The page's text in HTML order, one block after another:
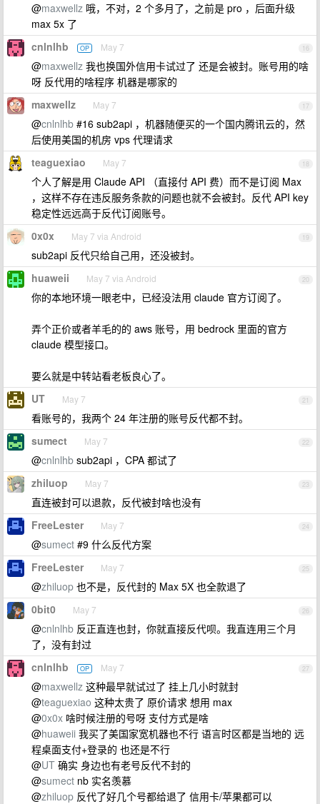
@maxwellz 哦，不对，2 个多月了，之前是 pro ，后面升级
max 5x 了
16
cnlnlhb OP May 7
@maxwellz 我也换国外信用卡试过了 还是会被封。账号用的啥
呀 反代用的啥程序 机器是哪家的
17
maxwellz May 7
@cnlnlhb #16 sub2api ，机器随便买的一个国内腾讯云的，然
后使用美国的机房 vps 代理请求
18
teaguexiao May 7
个人了解是用 Claude API （直接付 API 费）而不是订阅 Max
，这样不存在违反服务条款的问题也就不会被封。反代 API key
稳定性远远高于反代订阅账号。
19
0x0x May 7 via Android
sub2api 反代只给自己用，还没被封。
20
huaweii May 7 via Android
你的本地环境一眼老中，已经没法用 claude 官方订阅了。
弄个正价或者羊毛的的 aws 账号，用 bedrock 里面的官方
claude 模型接口。
要么就是中转站看老板良心了。
21
UT May 7
看账号的，我两个 24 年注册的账号反代都不封。
22
sumect May 7
@cnlnlhb sub2api ，CPA 都试了
23
zhiluop May 7
直连被封可以退款，反代被封啥也没有
24
FreeLester May 7
@sumect #9 什么反代方案
25
FreeLester May 7
@zhiluop 也不是，反代封的 Max 5X 也全款退了
26
0bit0 May 7
@cnlnlhb 反正直连也封，你就直接反代呗。我直连用三个月
了，没有封过
27
cnlnlhb OP May 7
@maxwellz 这种最早就试过了 挂上几小时就封
@teaguexiao 这种太贵了 原价请求 想用 max
@0x0x 啥时候注册的号呀 支付方式是啥
@huaweii 我买了美国家宽机器也不行 语言时区都是当地的 远
程桌面支付+登录的 也还是不行
@UT 确实 身边也有老号反代不封的
@sumect nb 实名羡慕
@zhiluop 反代了好几个号都给退了 信用卡/苹果都可以